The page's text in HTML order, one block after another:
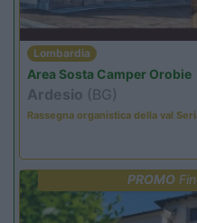
Lombardia
Area Sosta Camper Orobie
Ardesio (BG)
Rassegna organistica della val
PROMO